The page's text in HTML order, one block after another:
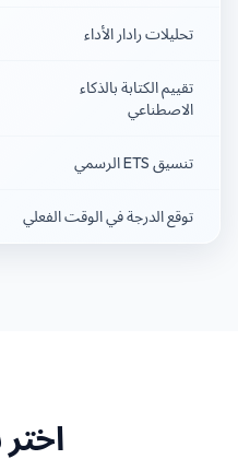
تحليلات رادار الأداء
تقييم الكتابة بالذكاء
الاصطناعي
تنسيق ETS الرسمي
توقع الدرجة في الوقت الفعلي